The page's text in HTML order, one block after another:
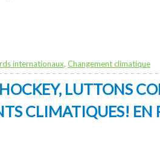
internationaux, Changement climatique
LUTTONS
CLIMATIQUES! EN